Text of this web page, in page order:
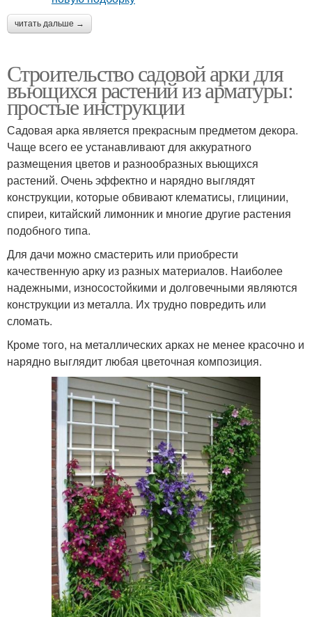
читать дальше →
Строительство садовой арки для
въющихся растений из арматуры:
простые инструкции
Садовая арка является прекрасным предметом декора.
Чаще всего ее устанавливают для аккуратного
размещения цветов и разнообразных вьющихся
растений. Очень эффектно и нарядно выглядят
конструкции, которые обвивают клематисы, глицинии,
спиреи, китайский лимонник и многие другие растения
подобного типа.
Для дачи можно смастерить или приобрести
качественную арку из разных материалов. Наиболее
надежными, износостойкими и долговечными являются
конструкции из металла. Их трудно повредить или
сломать.
Кроме того, на металлических арках не менее красочно и
нарядно выглядит любая цветочная композиция.